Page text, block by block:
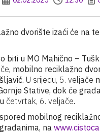
dvorište izaći će na
biti u MO Mahično –
, mobilno reciklažno
U srijedu, 5. veljače
Stative, dok će
četvrtak, 6. veljače.
mobilnog
na